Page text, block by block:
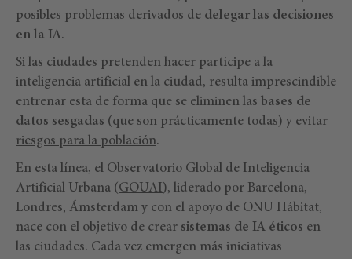
posibles problemas derivados de delegar las decisiones
en la IA.
Si las ciudades pretenden hacer partícipe a la
inteligencia artificial en la ciudad, resulta imprescindible
entrenar esta de forma que se eliminen las bases de
datos sesgadas (que son prácticamente todas) y evitar
riesgos para la población.
En esta línea, el Observatorio Global de Inteligencia
Artificial Urbana (GOUAI), liderado por Barcelona,
Londres, Ámsterdam y con el apoyo de ONU Hábitat,
nace con el objetivo de crear sistemas de IA éticos en
las ciudades. Cada vez emergen más iniciativas